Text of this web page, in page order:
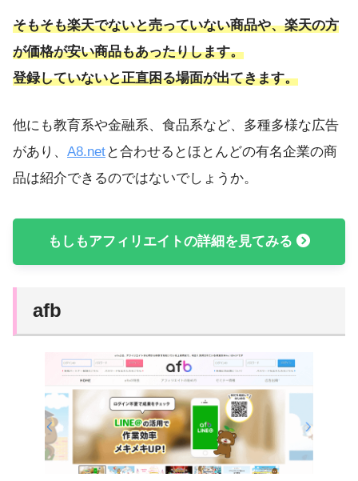
そもそも楽天でないと売っていない商品や、楽天の方
が価格が安い商品もあったりします。
登録していないと正直困る場面が出てきます。
他にも教育系や金融系、食品系など、多種多様な広告
があり、 A8.net と合わせるとほとんどの有名企業の商
品は紹介できるのではないでしょうか。
もしもアフィリエイトの詳細を見てみる
afb